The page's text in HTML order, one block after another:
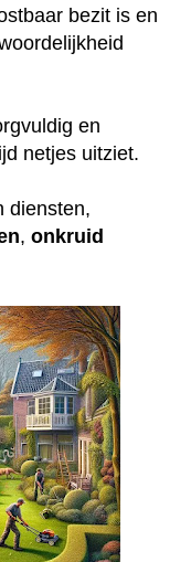
bezit is en
en
netjes uitziet.
diensten,
, onkruid